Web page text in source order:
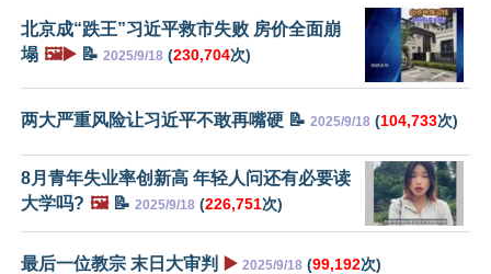
北京成“跌王”习近平救市失败 房价全面崩
塌 🖼️▶️ 📝 2025/9/18 (230,704次)
两大严重风险让习近平不敢再嘴硬 📝 2025/9/18 (104,733次)
8月青年失业率创新高 年轻人问还有必要读
大学吗? 🖼️📝 2025/9/18 (226,751次)
最后一位教宗 末日大审判 ▶️ 2025/9/18 (99,192次)